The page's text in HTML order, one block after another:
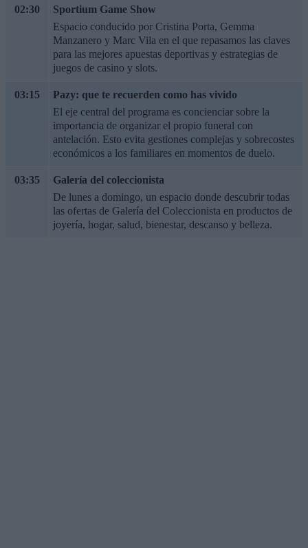
02:30
Sportium Game Show
Espacio conducido por Cristina Porta, Gemma
Manzanero y Marc Vila en el que repasamos las claves
para las mejores apuestas deportivas y estrategias de
juegos de casino y slots.
03:15
Pazy: que te recuerden como has vivido
El eje central del programa es concienciar sobre la
importancia de organizar el propio funeral con
antelación. Esto evita gestiones complejas y sobrecostes
económicos a los familiares en momentos de duelo.
03:35
Galería del coleccionista
De lunes a domingo, un espacio donde descubrir todas
las ofertas de Galería del Coleccionista en productos de
joyería, hogar, salud, bienestar, descanso y belleza.